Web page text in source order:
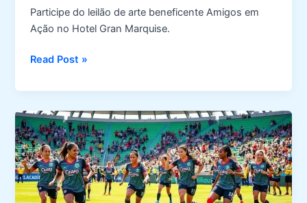
Participe do leilão de arte beneficente Amigos em
Ação no Hotel Gran Marquise.
21ª
do
Leilão
de
Arte
Amigos
em
Ação
Read Post »